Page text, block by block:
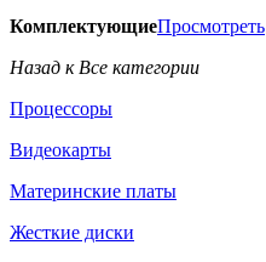
КомплектующиеПросмотреть
Назад к Все категории
Процессоры
Видеокарты
Материнские платы
Жесткие диски